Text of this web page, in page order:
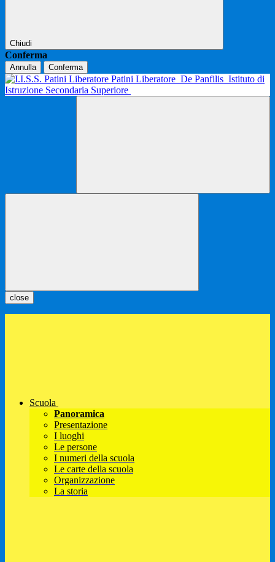
Chiudi
Conferma
Annulla Conferma
Patini Liberatore De Panfilis Istituto di
Istruzione Secondaria Superiore
close
Scuola
Panoramica
Presentazione
I luoghi
Le persone
I numeri della scuola
Le carte della scuola
Organizzazione
La storia